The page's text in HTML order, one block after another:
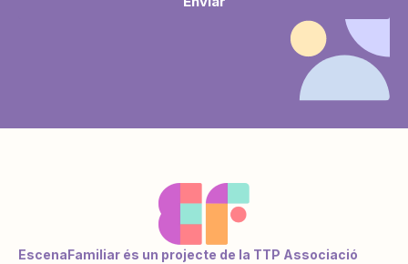
EscenaFamiliar és un projecte de la TTP Associació